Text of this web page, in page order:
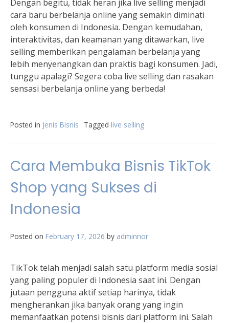
Dengan begitu, tidak heran jika live selling menjadi
cara baru berbelanja online yang semakin diminati
oleh konsumen di Indonesia. Dengan kemudahan,
interaktivitas, dan keamanan yang ditawarkan, live
selling memberikan pengalaman berbelanja yang
lebih menyenangkan dan praktis bagi konsumen. Jadi,
tunggu apalagi? Segera coba live selling dan rasakan
sensasi berbelanja online yang berbeda!
Posted in Jenis Bisnis Tagged live selling
Cara Membuka Bisnis TikTok
Shop yang Sukses di
Indonesia
Posted on February 17, 2026 by adminnor
TikTok telah menjadi salah satu platform media sosial
yang paling populer di Indonesia saat ini. Dengan
jutaan pengguna aktif setiap harinya, tidak
mengherankan jika banyak orang yang ingin
memanfaatkan potensi bisnis dari platform ini. Salah